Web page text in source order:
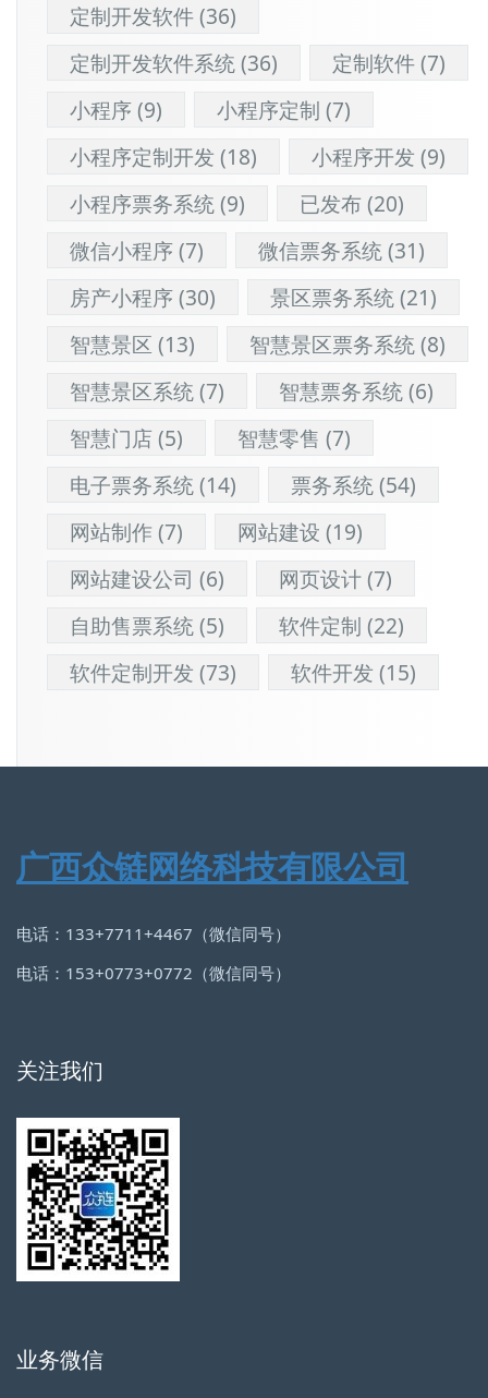
定制开发软件(36)
定制开发软件系统(36) 定制软件(7)
小程序(9) 小程序定制 (7)
小程序定制开发 (18) 小程序开发 (9)
小程序票务系统(9) 已发布(20)
微信小程序(7) 微信票务系统(31)
房产小程序(30) 景区票务系统(21)
智慧景区 (13) 智慧景区票务系统(8)
智慧景区系统(7) 智慧票务系统(6)
智慧门店(5) 智慧零售 (7)
电子票务系统(14) 票务系统(54)
网站制作(7) 网站建设 (19)
网站建设公司 (6) 网页设计(7)
自助售票系统(5) 软件定制 (22)
软件定制开发 (73) 软件开发 (15)
广西众链网络科技有限公司
电话：133+7711+4467（微信同号）
电话：153+0773+0772（微信同号）
关注我们
业务微信